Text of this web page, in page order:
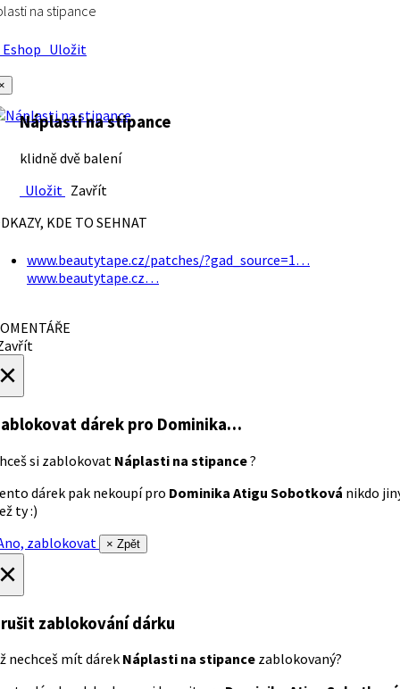
na stipance
Uložit
Náplasti na stipance
klidně dvě balení
Uložit Zavřít
KDE TO SEHNAT
www.beautytape.cz/patches/?gad_source=1…
www.beautytape.cz…
dárek pro Dominika…
si zablokovat Náplasti na stipance?
dárek pak nekoupí pro Dominika Atigu Sobotková nikdo
ty :)
zablokovat
× Zpět
zablokování dárku
nechceš mít dárek Náplasti na stipance zablokovaný?